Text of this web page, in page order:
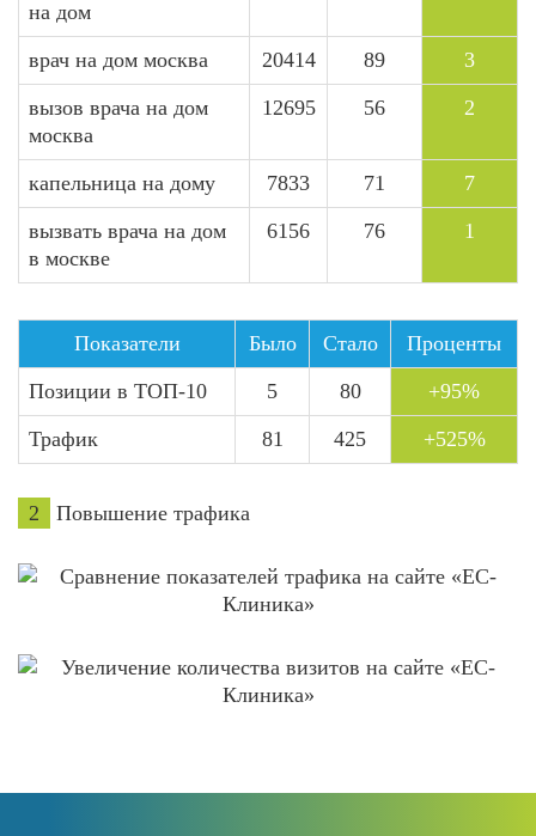
на дом
врач на дом москва 20414 89
3
вызов врача на дом
москва
12695 56 2
капельница на дому 7833 71
7
вызвать врача на дом
в москве
6156 76 1
Показатели Было Стало
Проценты
Позиции в ТОП-10
5 80
+95%
Трафик
81 425 +525%
2 Повышение трафика